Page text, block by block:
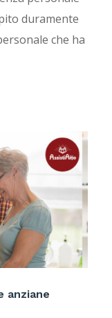
duramente
che ha
anziane